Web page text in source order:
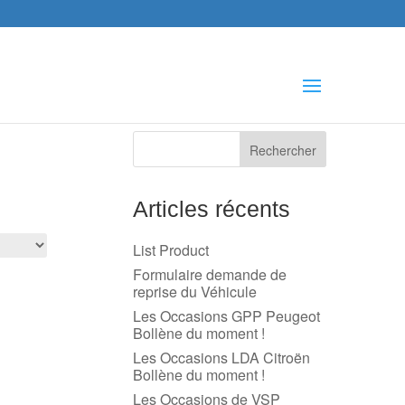
Articles récents
List Product
Formulaire demande de
reprise du Véhicule
Les Occasions GPP Peugeot
Bollène du moment !
Les Occasions LDA Citroën
Bollène du moment !
Les Occasions de VSP